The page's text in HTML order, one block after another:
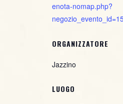
enota-nomap.php?
LUOGO
ORGANIZZATORE
Jazzino